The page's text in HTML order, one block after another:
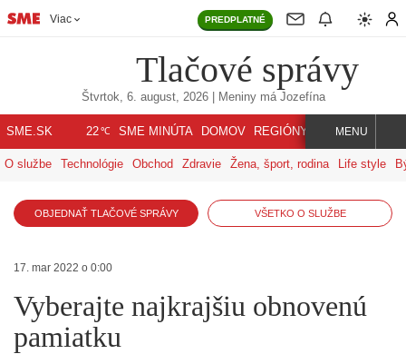
Viac PREDPLATNÉ
Tlačové správy
Štvrtok, 6. august, 2026| Meniny má Jozefína
SME.SK 22℃ SME MINÚTA DOMOV REGIÓNY INDEX SVET
MENU
O službe Technológie Obchod Zdravie Žena, šport, rodina Life style
OBJEDNAŤ TLAČOVÉ SPRÁVY VŠETKO O SLUŽBE
17. mar 2022 o 0:00
Vyberajte najkrajšiu obnovenú
pamiatku